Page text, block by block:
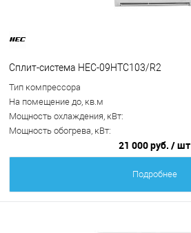
Сплит-система HEC-09HTC103/R2
Тип компрессора
На помещение до, кв.м
Мощность охлаждения, кВт:
Мощность обогрева, кВт:
21 000 руб. / шт
Подробнее